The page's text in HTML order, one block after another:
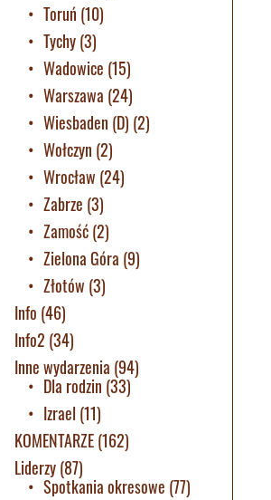
Toruń (10)
Tychy(3)
Wadowice (15)
Warszawa (24)
Wiesbaden (D) (2)
Wołczyn (2)
Wrocław (24)
Zabrze (3)
Zamość(2)
Zielona Góra (9)
Złotów (3)
Info (46)
Info2 (34)
Inne wydarzenia (94)
Dla rodzin (33)
Izrael (11)
KOMENTARZE(162)
Liderzy(87)
Spotkania okresowe (77)